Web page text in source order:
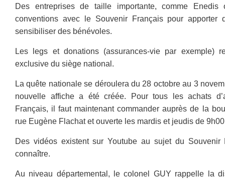
Des entreprises de taille importante, comme
conventions avec le Souvenir Français pour apporter
sensibiliser des bénévoles.
Les legs et donations (assurances-vie par exemple)
exclusive du siège national.
La quête nationale se déroulera du 28 octobre au 3
nouvelle affiche a été créée. Pour tous les achats
Français, il faut maintenant commander auprès de la
rue Eugène Flachat et ouverte les mardis et jeudis de
Des vidéos existent sur Youtube au sujet du Souvenir
connaître.
Au niveau départemental, le colonel GUY rappelle la